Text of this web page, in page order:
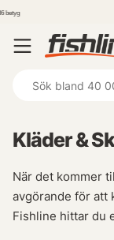
Kläder &
När det kommer
avgörande för att
Fishline hittar du